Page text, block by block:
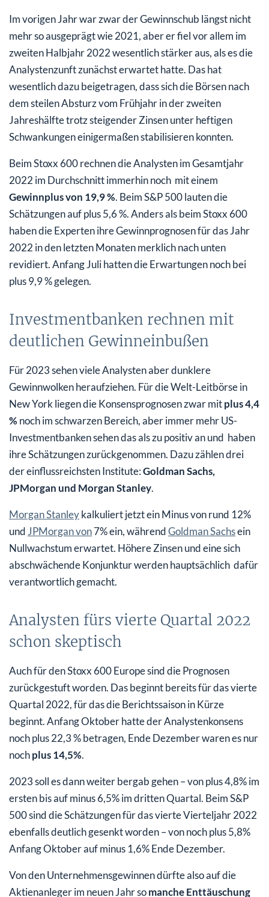
Im vorigen Jahr war zwar der Gewinnschub längst nicht
mehr so ausgeprägt wie 2021, aber er fiel vor allem im
zweiten Halbjahr 2022 wesentlich stärker aus, als es die
Analystenzunft zunächst erwartet hatte. Das hat
wesentlich dazu beigetragen, dass sich die Börsen nach
dem steilen Absturz vom Frühjahr in der zweiten
Jahreshälfte trotz steigender Zinsen unter heftigen
Schwankungen einigermaßen stabilisieren konnten.
Beim Stoxx 600 rechnen die Analysten im Gesamtjahr
2022 im Durchschnitt immerhin noch mit einem
Gewinnplus von 19,9 %. Beim S&P 500 lauten die
Schätzungen auf plus 5,6 %. Anders als beim Stoxx 600
haben die Experten ihre Gewinnprognosen für das Jahr
2022 in den letzten Monaten merklich nach unten
revidiert. Anfang Juli hatten die Erwartungen noch bei
plus 9,9 % gelegen.
Investmentbanken rechnen mit
deutlichen Gewinneinbußen
Für 2023 sehen viele Analysten aber dunklere
Gewinnwolken heraufziehen. Für die Welt-Leitbörse in
New York liegen die Konsensprognosen zwar mitplus 4,4
% noch im schwarzen Bereich, aber immer mehr US-
Investmentbanken sehen das als zu positiv an und haben
ihre Schätzungen zurückgenommen. Dazu zählen drei
der einflussreichsten Institute:Goldman Sachs,
JPMorgan und Morgan Stanley.
Morgan Stanleykalkuliert jetzt ein Minus von rund 12%
und JPMorgan von7% ein, währendGoldman Sachsein
Nullwachstum erwartet. Höhere Zinsen und eine sich
abschwächende Konjunktur werden hauptsächlich dafür
verantwortlich gemacht.
Analysten fürs vierte Quartal 2022
schon skeptisch
Auch für den Stoxx 600 Europe sind die Prognosen
zurückgestuft worden. Das beginnt bereits für das vierte
Quartal 2022, für das die Berichtssaison in Kürze
beginnt. Anfang Oktober hatte der Analystenkonsens
noch plus 22,3 % betragen, Ende Dezember waren es nur
nochplus 14,5%.
2023 soll es dann weiter bergab gehen – von plus 4,8% im
ersten bis auf minus 6,5% im dritten Quartal. Beim S&P
500 sind die Schätzungen für das vierte Vierteljahr 2022
ebenfalls deutlich gesenkt worden – von noch plus 5,8%
Anfang Oktober auf minus 1,6% Ende Dezember.
Von den Unternehmensgewinnen dürfte also auf die
Aktienanleger im neuen Jahr somanche Enttäuschung